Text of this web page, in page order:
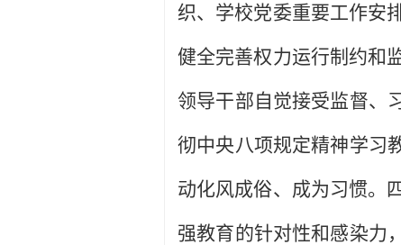
织、学校党委重要工作安
健全完善权力运行制约和
领导干部自觉接受监督、
彻中央八项规定精神学习
动化风成俗、成为习惯。
强教育的针对性和感染力